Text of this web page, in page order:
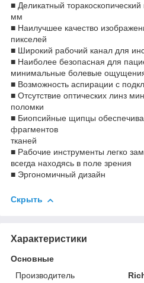
■ Деликатный
мм
■ Наилучшее качество
пикселей
■ Широкий рабочий канал для
■ Наиболее безопасная для
минимальные болевые
■ Возможность аспирации с
■ Отсутствие оптических линз
поломки
■ Биопсийные щипцы
фрагментов
тканей
■ Рабочие инструменты легко
всегда находясь в поле зрения
■ Эргономичный дизайн
Скрыть
Характеристики
Основные
Производитель